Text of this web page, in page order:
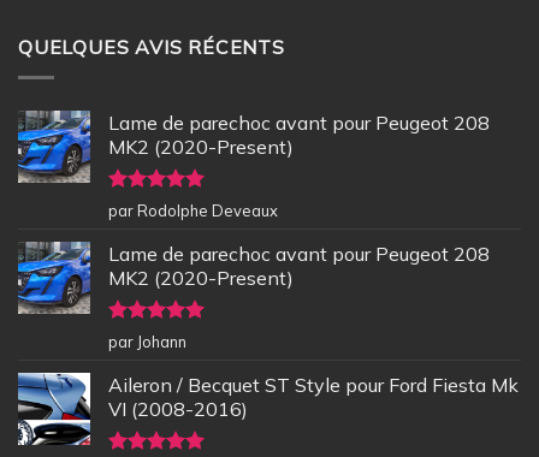
QUELQUES AVIS RÉCENTS
Lame de parechoc avant pour Peugeot 208
MK2 (2020-Present)
Note5sur
5
par Rodolphe Deveaux
Lame de parechoc avant pour Peugeot 208
MK2 (2020-Present)
Note5sur
5
par Johann
Aileron / Becquet ST Style pour Ford Fiesta Mk
VI (2008-2016)